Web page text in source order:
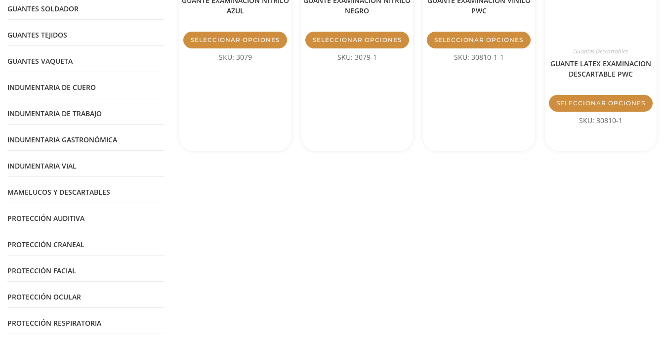
GUANTES SOLDADOR
GUANTES TEJIDOS
GUANTES VAQUETA
INDUMENTARIA DE CUERO
INDUMENTARIA DE TRABAJO
INDUMENTARIA GASTRONÓMICA
INDUMENTARIA VIAL
MAMELUCOS Y DESCARTABLES
PROTECCIÓN AUDITIVA
PROTECCIÓN CRANEAL
PROTECCIÓN FACIAL
PROTECCIÓN OCULAR
PROTECCIÓN RESPIRATORIA
AZUL
SELECCIONAR OPCIONES
SKU: 3079
NEGRO
SELECCIONAR OPCIONES
SKU: 3079-1
PWC
SELECCIONAR OPCIONES
SKU: 30810-1-1
Guantes Descartables
GUANTE LATEX EXAMINACION
DESCARTABLE PWC
SELECCIONAR OPCIONES
SKU: 30810-1